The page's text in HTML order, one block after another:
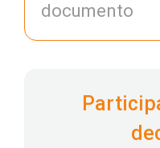
documento